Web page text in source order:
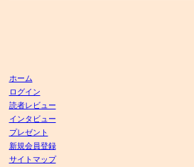
ホーム
ログイン
読者レビュー
インタビュー
プレゼント
新規会員登録
サイトマップ